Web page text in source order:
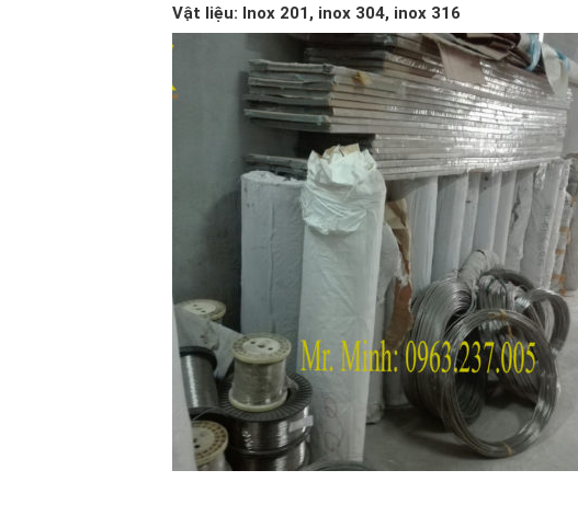
Vật liệu: Inox 201, inox 304, inox 316